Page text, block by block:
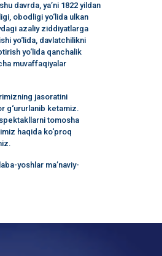
davrda, yaʼni 1822 yildan
obodligi yo‘lida ulkan
azaliy ziddiyatlarga
yo‘lida, davlatchilikni
yo‘lida qanchalik
muvaffaqiyalar
jasoratini
g‘ururlanib ketamiz.
tomosha
haqida ko‘proq
yoshlar ma’naviy-